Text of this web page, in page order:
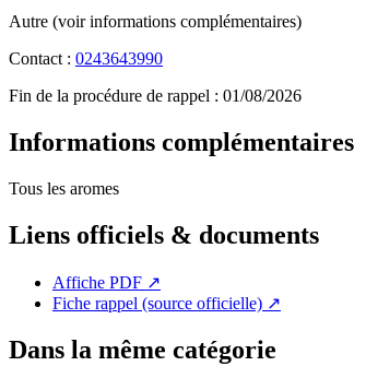
Autre (voir informations complémentaires)
Contact : 0243643990
Fin de la procédure de rappel : 01/08/2026
Informations complémentaires
Tous les aromes
Liens officiels & documents
Affiche PDF ↗
Fiche rappel (source officielle) ↗
Dans la même catégorie